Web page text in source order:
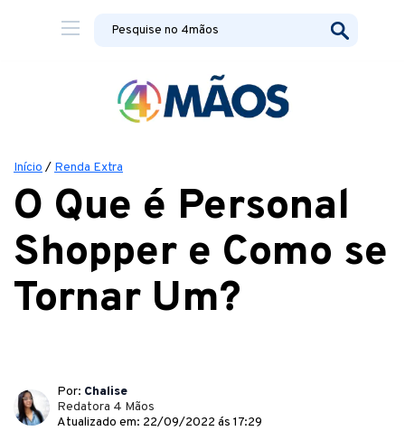
Início / Renda Extra
O Que é Personal
Shopper e Como se
Tornar Um?
Por: Chalise
Redatora 4 Mãos
Atualizado em: 22/09/2022 ás 17:29